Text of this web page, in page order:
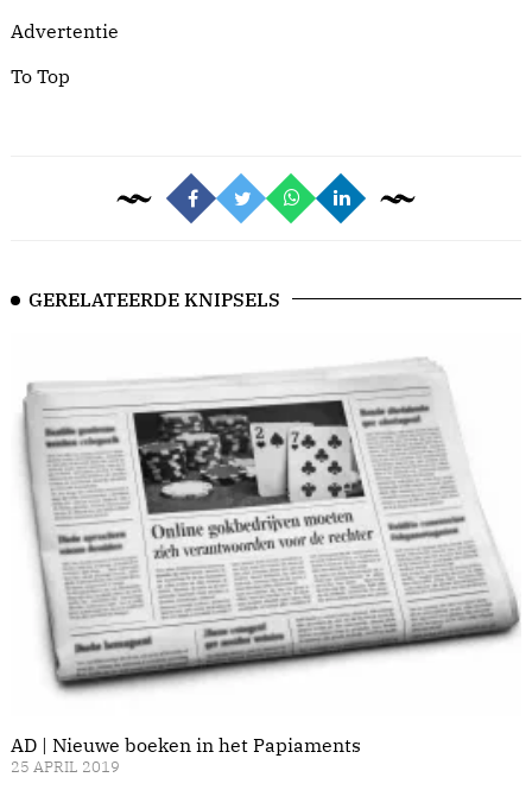
Advertentie
To Top
GERELATEERDE KNIPSELS
AD | Nieuwe boeken in het Papiaments
25 APRIL 2019